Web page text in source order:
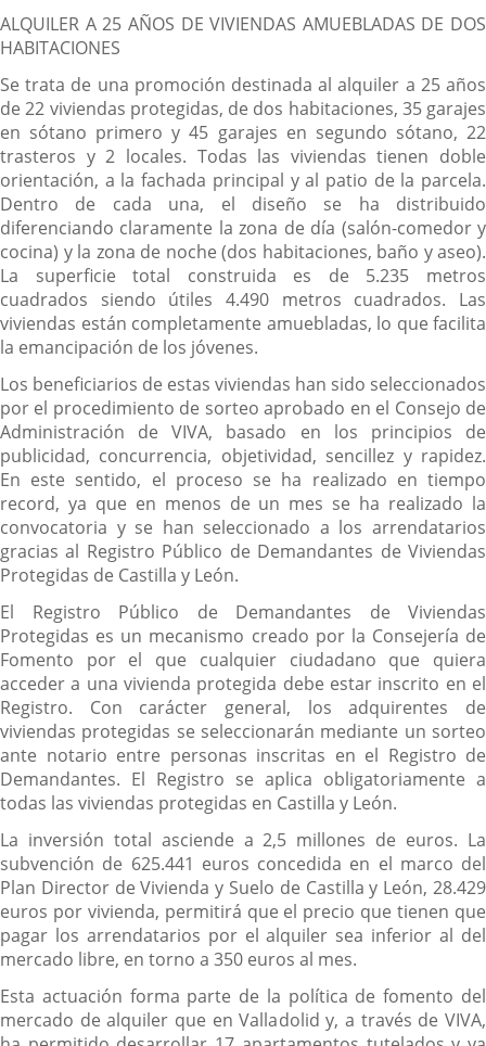
ALQUILER A 25 AÑOS DE VIVIENDAS AMUEBLADAS DE DOS
HABITACIONES
Se trata de una promoción destinada al alquiler a 25 años
de 22 viviendas protegidas, de dos habitaciones, 35 garajes
en sótano primero y 45 garajes en segundo sótano, 22
trasteros y 2 locales. Todas las viviendas tienen doble
orientación, a la fachada principal y al patio de la parcela.
Dentro de cada una, el diseño se ha distribuido
diferenciando claramente la zona de día (salón-comedor y
cocina) y la zona de noche (dos habitaciones, baño y aseo).
La superficie total construida es de 5.235 metros
cuadrados siendo útiles 4.490 metros cuadrados. Las
viviendas están completamente amuebladas, lo que facilita
la emancipación de los jóvenes.
Los beneficiarios de estas viviendas han sido seleccionados
por el procedimiento de sorteo aprobado en el Consejo de
Administración de VIVA, basado en los principios de
publicidad, concurrencia, objetividad, sencillez y rapidez.
En este sentido, el proceso se ha realizado en tiempo
record, ya que en menos de un mes se ha realizado la
convocatoria y se han seleccionado a los arrendatarios
gracias al Registro Público de Demandantes de Viviendas
Protegidas de Castilla y León.
El Registro Público de Demandantes de Viviendas
Protegidas es un mecanismo creado por la Consejería de
Fomento por el que cualquier ciudadano que quiera
acceder a una vivienda protegida debe estar inscrito en el
Registro. Con carácter general, los adquirentes de
viviendas protegidas se seleccionarán mediante un sorteo
ante notario entre personas inscritas en el Registro de
Demandantes. El Registro se aplica obligatoriamente a
todas las viviendas protegidas en Castilla y León.
La inversión total asciende a 2,5 millones de euros. La
subvención de 625.441 euros concedida en el marco del
Plan Director de Vivienda y Suelo de Castilla y León, 28.429
euros por vivienda, permitirá que el precio que tienen que
pagar los arrendatarios por el alquiler sea inferior al del
mercado libre, en torno a 350 euros al mes.
Esta actuación forma parte de la política de fomento del
mercado de alquiler que en Valladolid y, a través de VIVA,